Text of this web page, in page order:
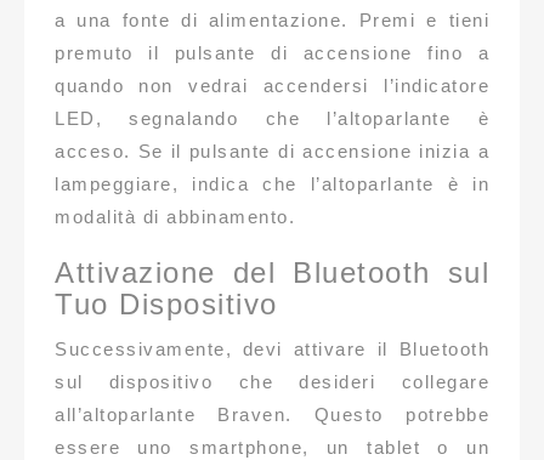
a una fonte di alimentazione. Premi e tieni
premuto il pulsante di accensione fino a
quando non vedrai accendersi l’indicatore
LED, segnalando che l’altoparlante è
acceso. Se il pulsante di accensione inizia a
lampeggiare, indica che l’altoparlante è in
modalità di abbinamento.
Attivazione del Bluetooth sul
Tuo Dispositivo
Successivamente, devi attivare il Bluetooth
sul dispositivo che desideri collegare
all’altoparlante Braven. Questo potrebbe
essere uno smartphone, un tablet o un